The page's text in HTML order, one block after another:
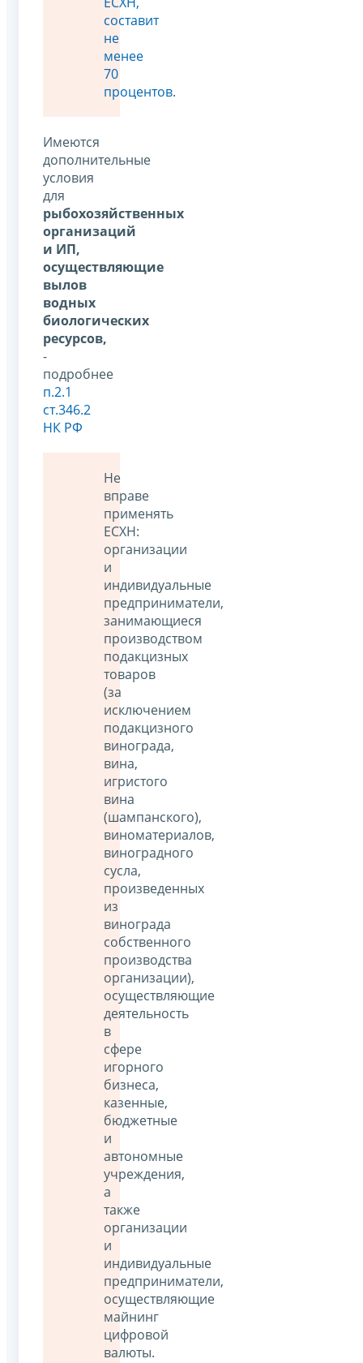
составит
не
менее
70
процентов.
Имеются
дополнительные
условия
для
рыбохозяйственных
организаций
и ИП,
осуществляющие
вылов
водных
биологических
ресурсов,
-
подробнее
п.2.1
ст.346.2
НК РФ
Не
вправе
применять
ЕСХН:
организации
и
индивидуальные
предприниматели,
занимающиеся
производством
подакцизных
товаров
(за
исключением
подакцизного
винограда,
вина,
игристого
вина
(шампанского),
виноматериалов,
виноградного
сусла,
произведенных
из
винограда
собственного
производства
организации),
осуществляющие
деятельность
в
сфере
игорного
бизнеса,
казенные,
бюджетные
и
автономные
учреждения,
а
также
организации
и
индивидуальные
предприниматели,
осуществляющие
майнинг
цифровой
валюты.